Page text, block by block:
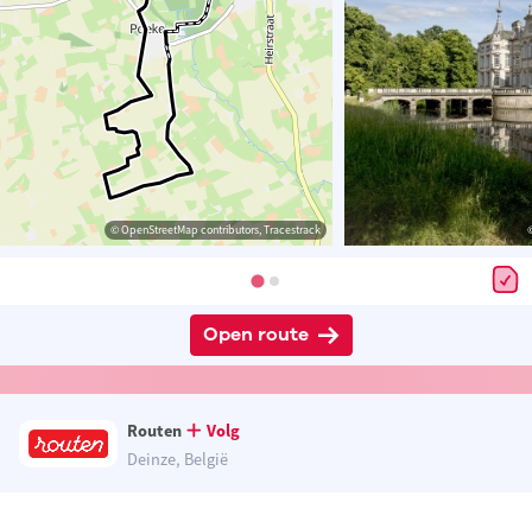
© OpenStreetMap contributors, Tracestrack
Open route
Routen
Volg
Deinze, België